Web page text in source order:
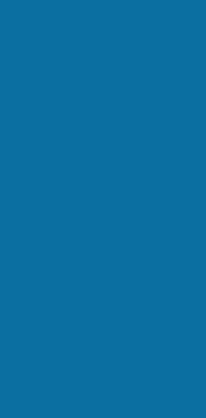
На
критично
Вентиляция